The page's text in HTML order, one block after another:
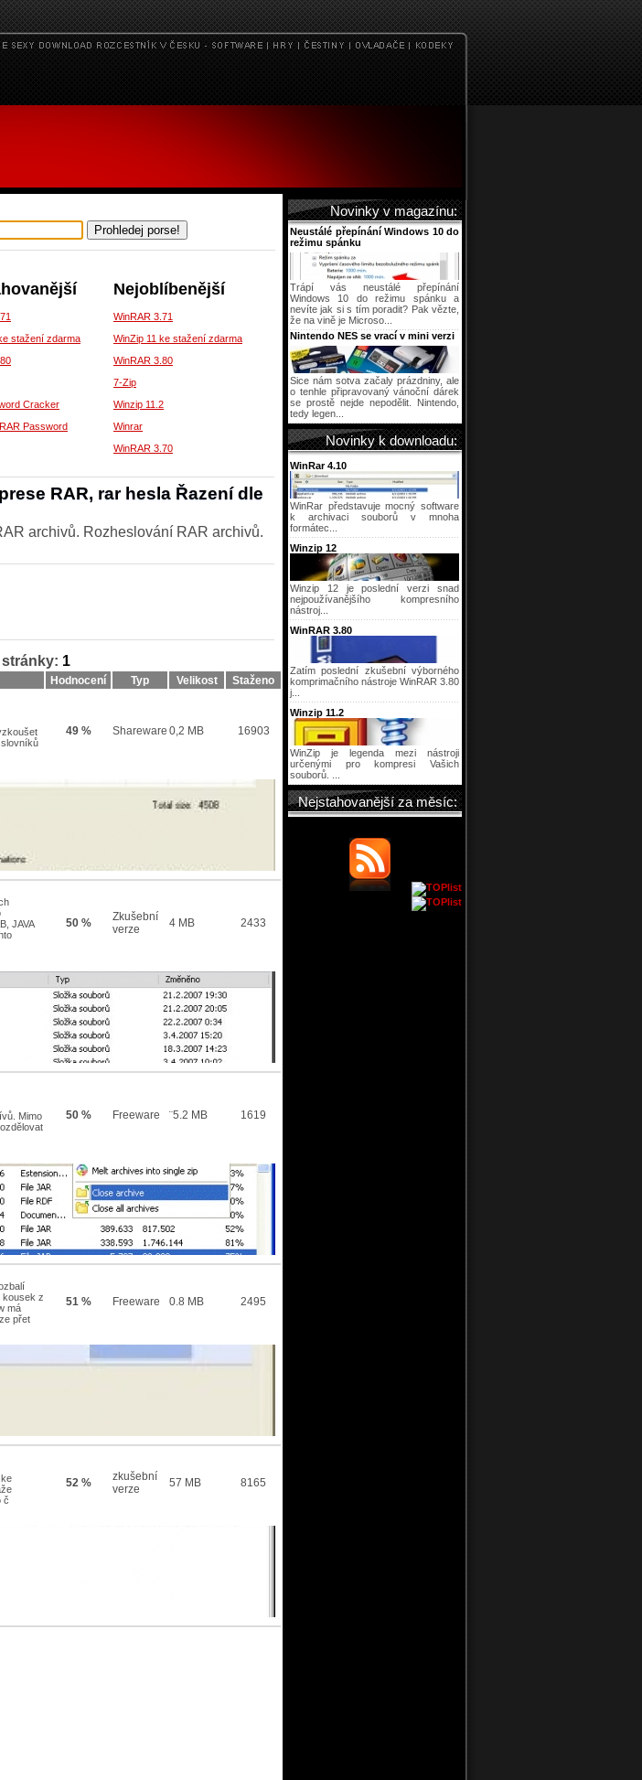
stažení zdarma
Cracker
Password
Nejoblíbenější
WinRAR 3.71
WinZip 11 ke stažení zdarma
WinRAR 3.80
7-Zip
Winzip 11.2
Winrar
WinRAR 3.70
RAR, rar hesla Řazení dle
archivů. Rozheslování RAR archivů.
stránky: 1
Hodnocení Typ Velikost
Staženo
49 % Shareware 0,2 MB 16903
JAVA
50 %
Zkušební
verze
4 MB 2433
Mimo
50 % Freeware ¨5.2 MB 1619
kousek z
má
přet
51 % Freeware 0.8 MB 2495
č
52 %
zkušební
verze
57 MB 8165
Novinky v magazínu:
Neustálé přepínání Windows 10 do
režimu spánku
Trápí vás neustálé přepínání
Windows 10 do režimu spánku a
nevíte jak si s tím poradit? Pak vězte,
že na vině je Microso...
Nintendo NES se vrací v mini verzi
Sice nám sotva začaly prázdniny, ale
o tenhle připravovaný vánoční dárek
se prostě nejde nepodělit. Nintendo,
tedy legen...
Novinky k downloadu:
WinRar 4.10
WinRar představuje mocný software
k archivaci souborů v mnoha
formátec...
Winzip 12
Winzip 12 je poslední verzi snad
nejpoužívanějšího kompresního
nástroj...
WinRAR 3.80
Zatím poslední zkušební výborného
komprimačního nástroje WinRAR 3.80
j...
Winzip 11.2
WinZip je legenda mezi nástroji
určenými pro kompresi Vašich
souborů. ...
Nejstahovanější za měsíc: